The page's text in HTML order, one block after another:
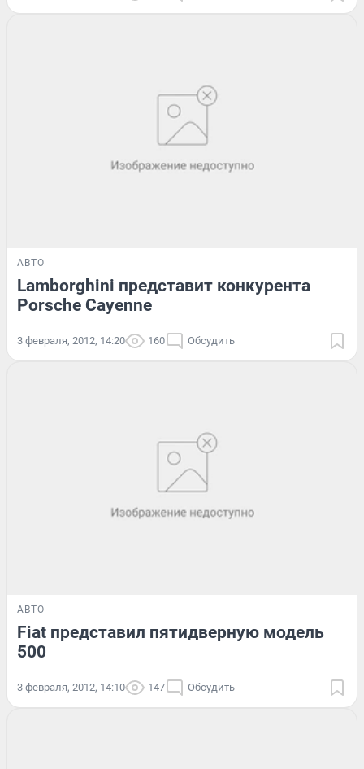
АВТО
Lamborghini представит конкурента
Porsche Cayenne
3 февраля, 2012, 14:20 160 Обсудить
АВТО
Fiat представил пятидверную модель
500
3 февраля, 2012, 14:10 147 Обсудить